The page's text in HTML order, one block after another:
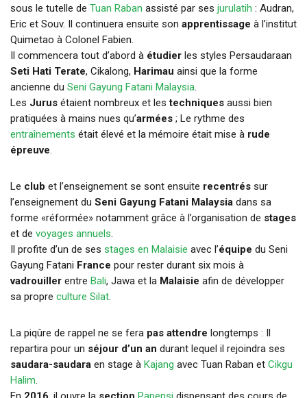
sous le tutelle de Tuan Raban assisté par ses jurulatih : Audran,
Eric et Souv. Il continuera ensuite son apprentissage à l’institut
Quimetao à Colonel Fabien.
Il commencera tout d’abord à étudier les styles Persaudaraan
Seti Hati Terate, Cikalong, Harimau ainsi que la forme
ancienne du Seni Gayung Fatani Malaysia.
Les Jurus étaient nombreux et lestechniques aussi bien
pratiquées à mains nues qu’armées ; Le rythme des
entraînements était élevé et la mémoire était mise à rude
épreuve.
Le club et l’enseignement se sont ensuite recentrés sur
l’enseignement du Seni Gayung Fatani Malaysia dans sa
forme «réformée» notamment grâce à l’organisation de stages
et de voyages annuels.
Il profite d’un de ses stages en Malaisie avec l’équipe du Seni
Gayung Fatani France pour rester durant six mois à
vadrouiller entre Bali, Jawa et la Malaisie afin de développer
sa propre culture Silat.
La piqûre de rappel ne se fera pas attendre longtemps : Il
repartira pour un séjour d’un an durant lequel il rejoindra ses
saudara-saudara en stage à Kajang avec Tuan Raban et Cikgu
Halim.